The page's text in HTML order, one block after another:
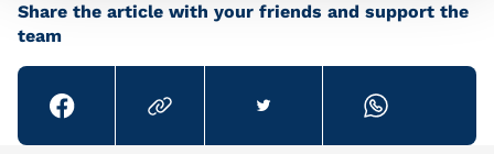
Share the article with your friends and support the
team